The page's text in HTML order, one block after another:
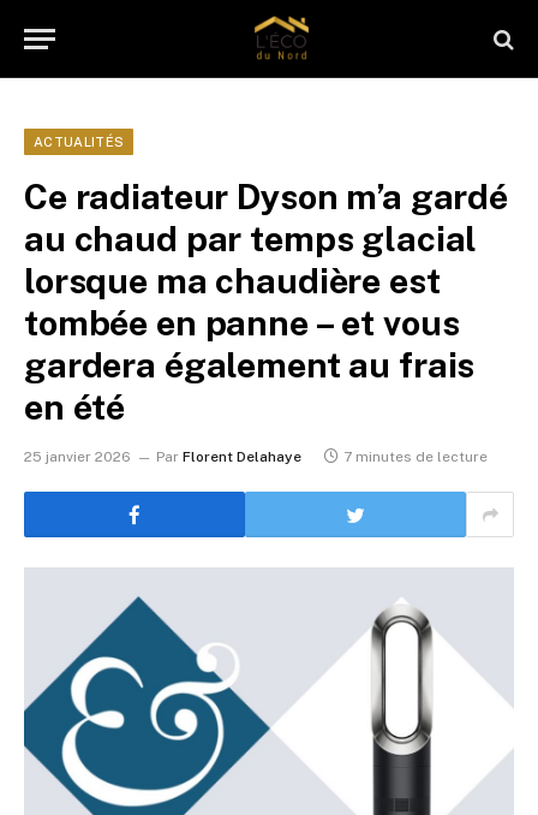
ACTUALITÉS
Ce radiateur Dyson m’a gardé
au chaud par temps glacial
lorsque ma chaudière est
tombée en panne – et vous
gardera également au frais
en été
25 janvier 2026 Par Florent Delahaye 7 minutes de lecture